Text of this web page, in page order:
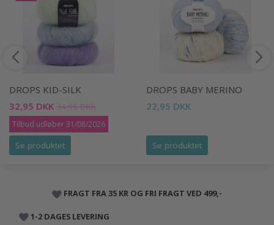
DROPS KID-SILK
32,95 DKK 34,95 DKK
Tilbud udløber 31/08/2026
Se produktet
DROPS BABY MERINO
22,95 DKK
Se produktet
FRAGT FRA 35 KR OG FRI FRAGT VED 499,-
1-2 DAGES LEVERING